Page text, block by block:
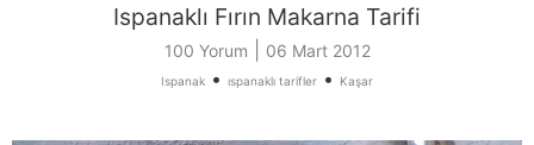
Ispanaklı Fırın Makarna Tarifi
100 Yorum 06 Mart 2012
Ispanak • ıspanaklı tarifler • Kaşar